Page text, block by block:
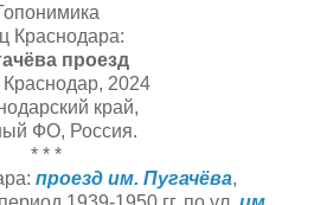
Краснодара:
проезд
Краснодар, 2024
край,
ФО, Россия.
* * *
проезд им. Пугачёва,